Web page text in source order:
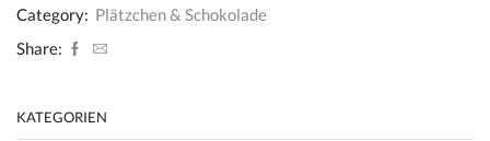
Category: Plätzchen & Schokolade
Share:
KATEGORIEN